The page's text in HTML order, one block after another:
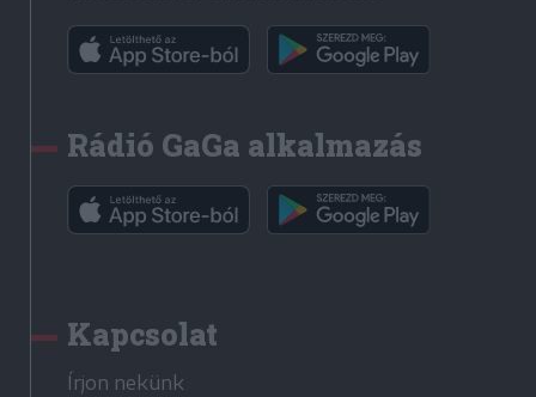
Rádió GaGa alkalmazás
Kapcsolat
Írjon nekünk